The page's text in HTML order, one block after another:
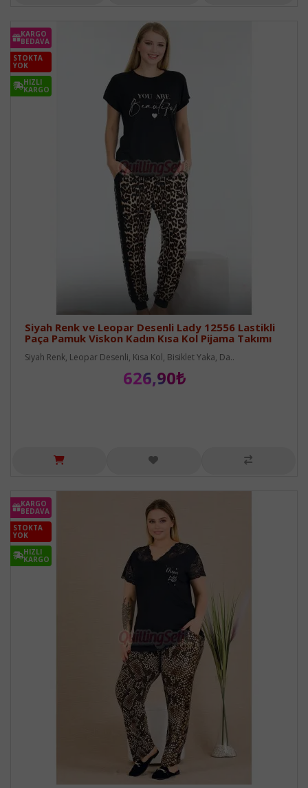
KARGO
BEDAVA
STOKTA
YOK
HIZLI
KARGO
Siyah Renk ve Leopar Desenli Lady 12556 Lastikli
Paça Pamuk Viskon Kadın Kısa Kol Pijama Takımı
Siyah Renk, Leopar Desenli, Kısa Kol, Bisiklet Yaka, Da..
626,90₺
KARGO
BEDAVA
STOKTA
YOK
HIZLI
KARGO